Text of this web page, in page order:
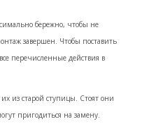
бережно, чтобы не
завершен. Чтобы поставить
перечисленные действия в
из старой ступицы. Стоят они
пригодиться на замену.